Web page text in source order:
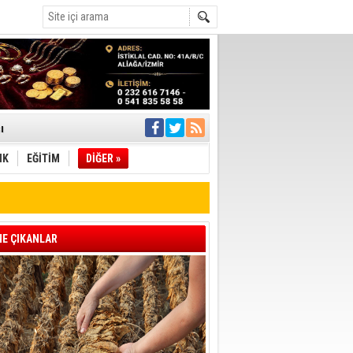
İletti
müdahale
Geçti
EĞİTİM DİĞER »
ÇIKANLAR